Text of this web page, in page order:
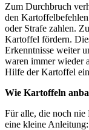
Zum Durchbruch
den Kartoffelbefehlen
oder Strafe zahlen.
Kartoffel fördern.
Erkenntnisse weiter
waren immer wieder
Hilfe der Kartoffel
Wie Kartoffeln
Für alle, die noch nie
eine kleine Anleitung: